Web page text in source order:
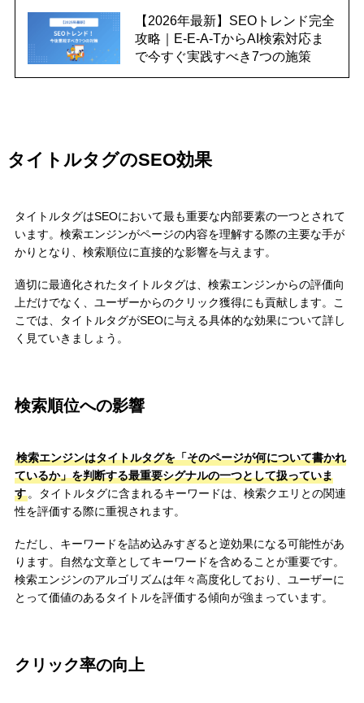
【2026年最新】SEOトレンド完全
攻略｜E-E-A-TからAI検索対応ま
で今すぐ実践すべき7つの施策
タイトルタグのSEO効果
タイトルタグはSEOにおいて最も重要な内部要素の一つとされて
います。検索エンジンがページの内容を理解する際の主要な手が
かりとなり、検索順位に直接的な影響を与えます。
適切に最適化されたタイトルタグは、検索エンジンからの評価向
上だけでなく、ユーザーからのクリック獲得にも貢献します。こ
こでは、タイトルタグがSEOに与える具体的な効果について詳し
く見ていきましょう。
検索順位への影響
検索エンジンはタイトルタグを「そのページが何について書かれ
ているか」を判断する最重要シグナルの一つとして扱っていま
す。タイトルタグに含まれるキーワードは、検索クエリとの関連
性を評価する際に重視されます。
ただし、キーワードを詰め込みすぎると逆効果になる可能性があ
ります。自然な文章としてキーワードを含めることが重要です。
検索エンジンのアルゴリズムは年々高度化しており、ユーザーに
とって価値のあるタイトルを評価する傾向が強まっています。
クリック率の向上